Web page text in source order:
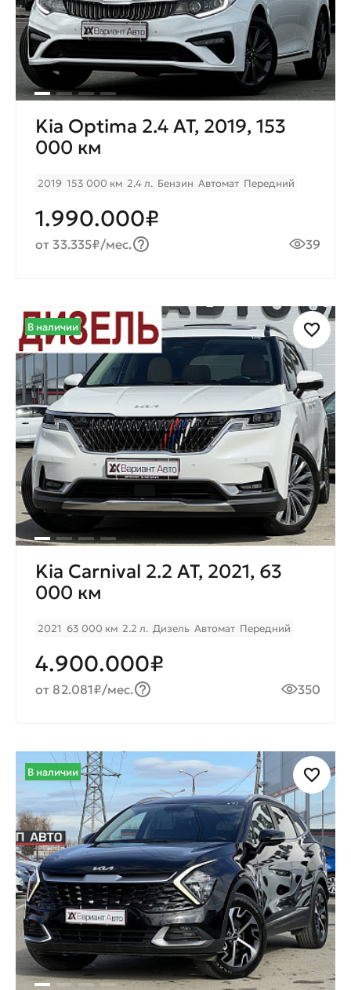
Kia Optima 2.4 AT, 2019, 153
000 км
2019 153 000 км 2.4 л. Бензин Автомат Передний
1.990.000₽
от 33.335₽/мес. 39
В наличии
Kia Carnival 2.2 AT, 2021, 63
000 км
2021 63 000 км 2.2 л. Дизель Автомат Передний
4.900.000₽
от 82.081₽/мес. 350
В наличии